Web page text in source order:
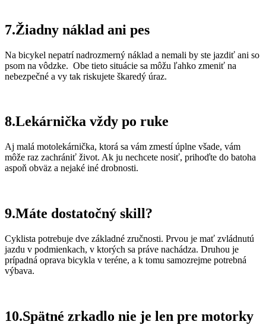
7.Žiadny náklad ani pes
Na bicykel nepatrí nadrozmerný náklad a nemali by ste jazdiť ani so
psom na vôdzke. Obe tieto situácie sa môžu ľahko zmeniť na
nebezpečné a vy tak riskujete škaredý úraz.
8.Lekárnička vždy po ruke
Aj malá motolekárnička, ktorá sa vám zmestí úplne všade, vám
môže raz zachrániť život. Ak ju nechcete nosiť, prihoďte do batoha
aspoň obväz a nejaké iné drobnosti.
9.Máte dostatočný skill?
Cyklista potrebuje dve základné zručnosti. Prvou je mať zvládnutú
jazdu v podmienkach, v ktorých sa práve nachádza. Druhou je
prípadná oprava bicykla v teréne, a k tomu samozrejme potrebná
výbava.
10.Spätné zrkadlo nie je len pre motorky